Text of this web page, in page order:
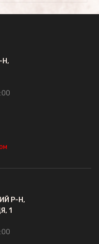
Н,
Р-Н,
1